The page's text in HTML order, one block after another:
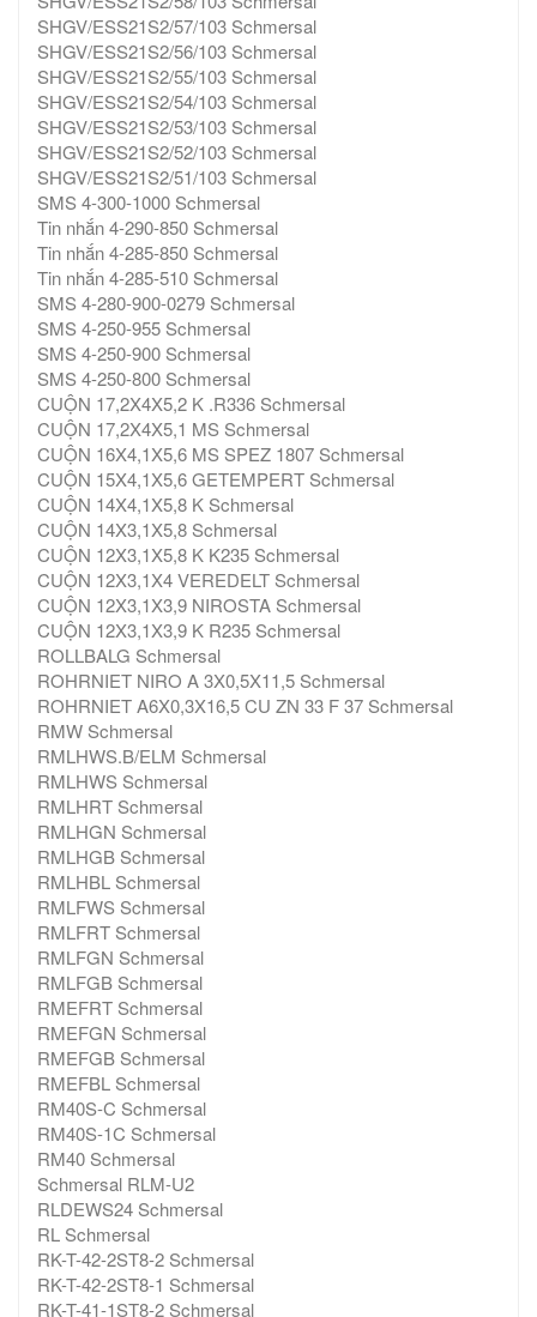
SHGV/ESS21S2/57/103 Schmersal
SHGV/ESS21S2/56/103 Schmersal
SHGV/ESS21S2/55/103 Schmersal
SHGV/ESS21S2/54/103 Schmersal
SHGV/ESS21S2/53/103 Schmersal
SHGV/ESS21S2/52/103 Schmersal
SHGV/ESS21S2/51/103 Schmersal
SMS 4-300-1000 Schmersal
Tin nhắn 4-290-850 Schmersal
Tin nhắn 4-285-850 Schmersal
Tin nhắn 4-285-510 Schmersal
SMS 4-280-900-0279 Schmersal
SMS 4-250-955 Schmersal
SMS 4-250-900 Schmersal
SMS 4-250-800 Schmersal
CUỘN 17,2X4X5,2 K .R336 Schmersal
CUỘN 17,2X4X5,1 MS Schmersal
CUỘN 16X4,1X5,6 MS SPEZ 1807 Schmersal
CUỘN 15X4,1X5,6 GETEMPERT Schmersal
CUỘN 14X4,1X5,8 K Schmersal
CUỘN 14X3,1X5,8 Schmersal
CUỘN 12X3,1X5,8 K K235 Schmersal
CUỘN 12X3,1X4 VEREDELT Schmersal
CUỘN 12X3,1X3,9 NIROSTA Schmersal
CUỘN 12X3,1X3,9 K R235 Schmersal
ROLLBALG Schmersal
ROHRNIET NIRO A 3X0,5X11,5 Schmersal
ROHRNIET A6X0,3X16,5 CU ZN 33 F 37 Schmersal
RMW Schmersal
RMLHWS.B/ELM Schmersal
RMLHWS Schmersal
RMLHRT Schmersal
RMLHGN Schmersal
RMLHGB Schmersal
RMLHBL Schmersal
RMLFWS Schmersal
RMLFRT Schmersal
RMLFGN Schmersal
RMLFGB Schmersal
RMEFRT Schmersal
RMEFGN Schmersal
RMEFGB Schmersal
RMEFBL Schmersal
RM40S-C Schmersal
RM40S-1C Schmersal
RM40 Schmersal
Schmersal RLM-U2
RLDEWS24 Schmersal
RL Schmersal
RK-T-42-2ST8-2 Schmersal
RK-T-42-2ST8-1 Schmersal
RK-T-41-1ST8-2 Schmersal